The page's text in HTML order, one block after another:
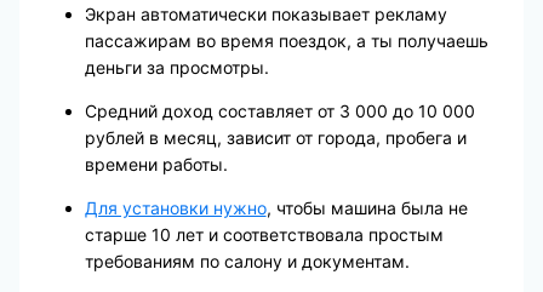
Экран автоматически показывает рекламу
пассажирам во время поездок, а ты получаешь
деньги за просмотры.
Средний доход составляет от 3 000 до 10 000
рублей в месяц, зависит от города, пробега и
времени работы.
Для установки нужно, чтобы машина была не
старше 10 лет и соответствовала простым
требованиям по салону и документам.